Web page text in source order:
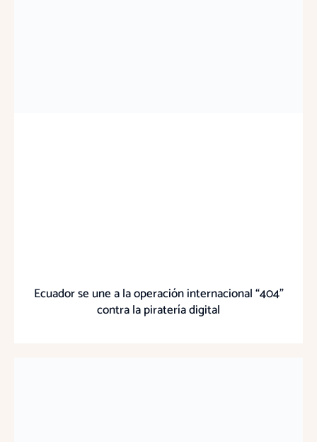
Ecuador se une a la operación internacional “404”
contra la piratería digital